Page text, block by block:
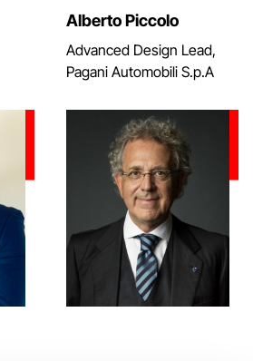
Alberto Piccolo
Advanced Design Lead,
Pagani Automobili S.p.A